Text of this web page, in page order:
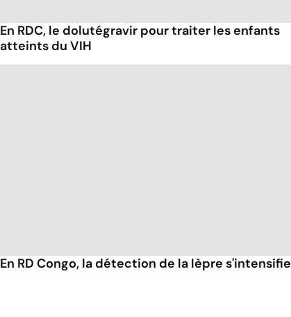
En RDC, le dolutégravir pour traiter les enfants
atteints du VIH
En RD Congo, la détection de la lèpre s'intensifie